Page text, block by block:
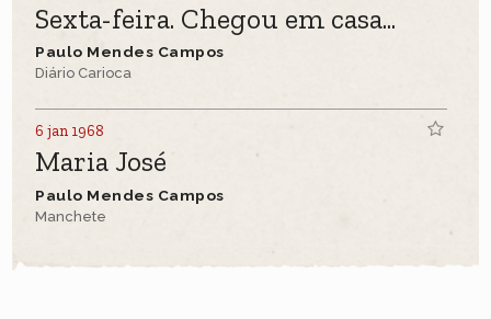
Sexta-feira. Chegou em casa...
Paulo Mendes Campos
Diário Carioca
6 jan 1968
Maria José
Paulo Mendes Campos
Manchete